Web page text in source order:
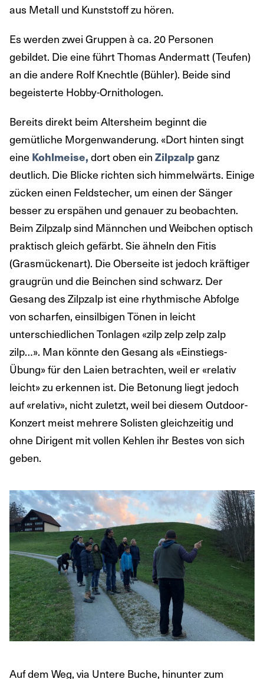
aus Metall und Kunststoff zu hören.
Es werden zwei Gruppen à ca. 20 Personen
gebildet. Die eine führt Thomas Andermatt (Teufen)
an die andere Rolf Knechtle (Bühler). Beide sind
begeisterte Hobby-Ornithologen.
Bereits direkt beim Altersheim beginnt die
gemütliche Morgenwanderung. «Dort hinten singt
eine Kohlmeise, dort oben ein Zilpzalpganz
deutlich. Die Blicke richten sich himmelwärts. Einige
zücken einen Feldstecher, um einen der Sänger
besser zu erspähen und genauer zu beobachten.
Beim Zilpzalp sind Männchen und Weibchen optisch
praktisch gleich gefärbt. Sie ähneln den Fitis
(Grasmückenart). Die Oberseite ist jedoch kräftiger
graugrün und die Beinchen sind schwarz. Der
Gesang des Zilpzalp ist eine rhythmische Abfolge
von scharfen, einsilbigen Tönen in leicht
unterschiedlichen Tonlagen «zilp zelp zelp zalp
zilp…». Man könnte den Gesang als «Einstiegs-
Übung» für den Laien betrachten, weil er «relativ
leicht» zu erkennen ist. Die Betonung liegt jedoch
auf «relativ», nicht zuletzt, weil bei diesem Outdoor-
Konzert meist mehrere Solisten gleichzeitig und
ohne Dirigent mit vollen Kehlen ihr Bestes von sich
geben.
Auf dem Weg, via Untere Buche, hinunter zum